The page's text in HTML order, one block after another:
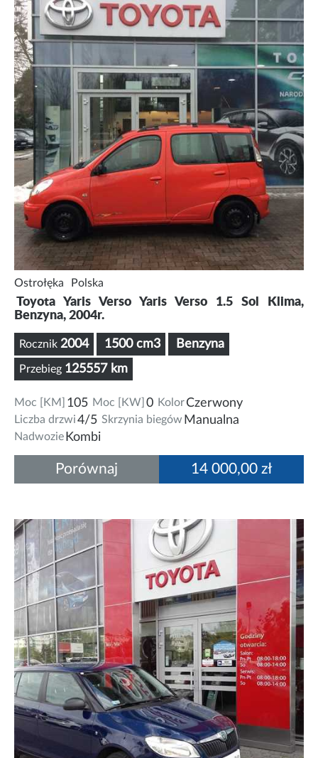
Ostrołęka Polska
Toyota Yaris Verso Yaris Verso 1.5 Sol Klima,
Benzyna, 2004r.
Rocznik 2004 1500 cm3 Benzyna
Przebieg 125557 km
Moc [KM] 105 Moc [KW] 0 KolorCzerwony
Liczba drzwi4/5 Skrzynia biegów Manualna
Nadwozie Kombi
14 000,00 zł
Porównaj